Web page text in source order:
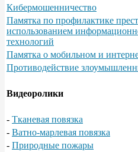
Кибермошенничество
Памятка по профилактике
использованием
технологий
Памятка о мобильном и
Противодействие
Видеоролики
- Тканевая повязка
- Ватно-марлевая повязка
- Природные пожары